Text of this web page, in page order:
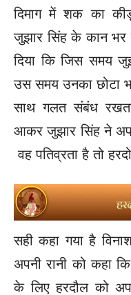
दिमाग में शक का
जुझार सिंह के कान
दिया कि जिस समय
उस समय उनका छोटा
साथ गलत संबंध
आकर जुझार सिंह ने
वह पतिव्रता है तो
सही कहा गया है
अपनी रानी को कहा
के लिए हरदौल को